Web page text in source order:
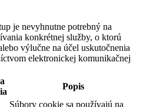
je nevyhnutne potrebný na
konkrétnej služby, o ktorú
výlučne na účel uskutočnenia
elektronickej komunikačnej
Popis
Súbory cookie sa používajú na